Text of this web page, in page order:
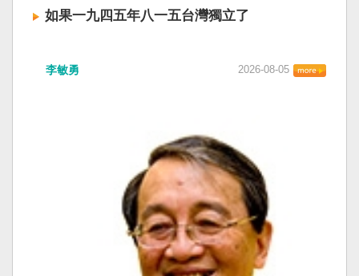
如果一九四五年八一五台灣獨立了
李敏勇 2026-08-05